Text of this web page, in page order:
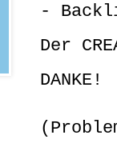
-
Der
DANKE!